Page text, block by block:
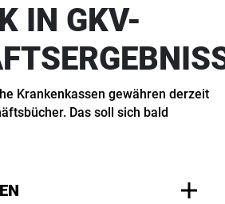
IN GKV-
Krankenkassen gewähren derzeit
Das soll sich bald